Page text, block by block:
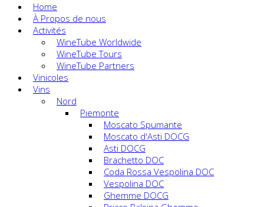
Home
À Propos de nous
Activités
WineTube Worldwide
WineTube Tours
WineTube Partners
Vinicoles
Vins
Nord
Piemonte
Moscato Spumante
Moscato d'Asti DOCG
Asti DOCG
Brachetto DOC
Coda Rossa Vespolina DOC
Vespolina DOC
Ghemme DOCG